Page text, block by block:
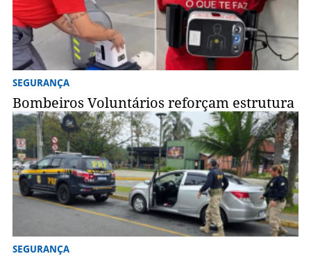
SEGURANÇA
Bombeiros Voluntários reforçam estrutura
SEGURANÇA